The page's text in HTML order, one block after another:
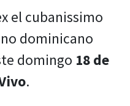
el cubanissimo
dominicano
domingo 18 de
.